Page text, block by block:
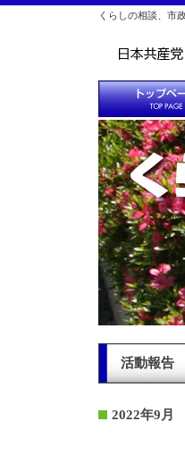
くらしの相談、市
活動報告
2022年9月